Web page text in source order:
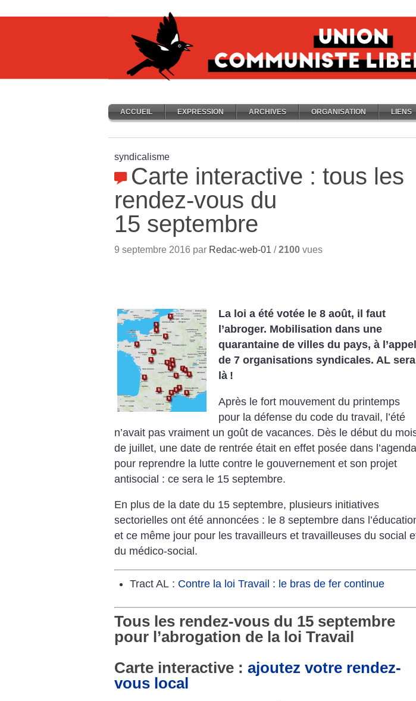
ACCUEIL EXPRESSION ARCHIVES ORGANISATION LIENS
syndicalisme
Carte interactive : tous les
rendez-vous du
15 septembre
9 septembre 2016 par Redac-web-01 /2100 vues
La loi a été votée le 8 août, il faut
l’abroger. Mobilisation dans une
quarantaine de villes du pays, à l’appel
de 7 organisations syndicales. AL sera
là !
Après le fort mouvement du printemps
pour la défense du code du travail, l’été
n’avait pas vraiment un goût de vacances. Dès le début du
de juillet, une date de rentrée était en effet posée dans l’agenda
pour reprendre la lutte contre le gouvernement et son projet
antisocial : ce sera le 15 septembre.
En plus de la date du 15 septembre, plusieurs initiatives
sectorielles ont été annoncées : le 8 septembre dans
et ce même jour pour les travailleurs et travailleuses du social
du médico-social.
Tract AL : Contre la loi Travail : le bras de fer continue
Tous les rendez-vous du 15 septembre
pour l’abrogation de la loi Travail
Carte interactive : ajoutez votre rendez-
vous local